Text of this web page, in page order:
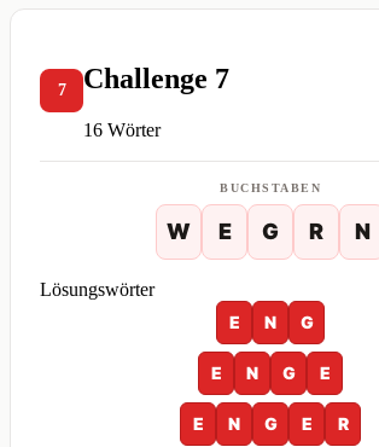
7 Challenge 7
16 Wörter
BUCHSTABEN
W E G R N
Lösungswörter
E
N G
E N G E
E N G E R